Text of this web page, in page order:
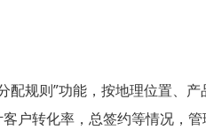
配规则”功能，按地理位置、
户转化率，总签约等情况，